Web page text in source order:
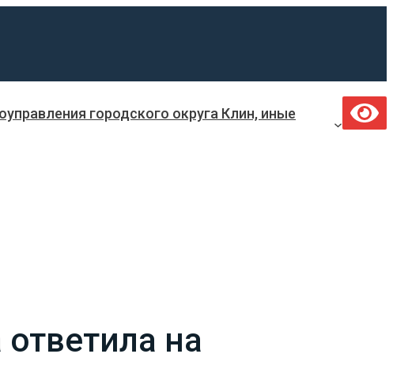
городского округа Клин, иные
на